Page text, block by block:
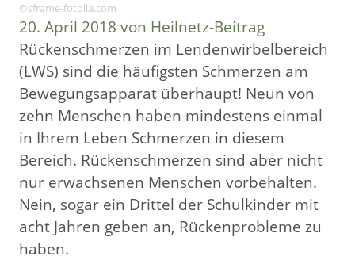
©sframe-fotolia.com
20. April 2018 von Heilnetz-Beitrag
Rückenschmerzen im Lendenwirbelbereich
(LWS) sind die häufigsten Schmerzen am
Bewegungsapparat überhaupt! Neun von
zehn Menschen haben mindestens einmal
in Ihrem Leben Schmerzen in diesem
Bereich. Rückenschmerzen sind aber nicht
nur erwachsenen Menschen vorbehalten.
Nein, sogar ein Drittel der Schulkinder mit
acht Jahren geben an, Rückenprobleme zu
haben.